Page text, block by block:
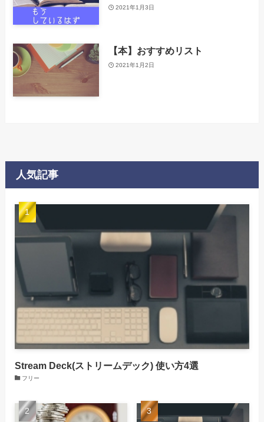
2021年1月3日
【本】おすすめリスト
2021年1月2日
人気記事
Stream Deck(ストリームデック) 使い方4選
フリー